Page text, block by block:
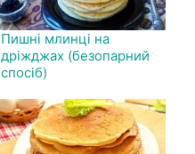
Пишні млинці на
дріжджах (безопарний
спосіб)